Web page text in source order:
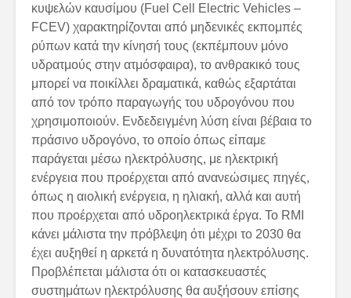
κυψελών καυσίμου (Fuel Cell Electric Vehicles –
FCEV) χαρακτηρίζονται από μηδενικές εκπομπές
ρύπων κατά την κίνησή τους (εκπέμπουν μόνο
υδρατμούς στην ατμόσφαιρα), το ανθρακικό τους
μπορεί να ποικίλλει δραματικά, καθώς εξαρτάται
από τον τρόπο παραγωγής του υδρογόνου που
χρησιμοποιούν. Ενδεδειγμένη λύση είναι βέβαια το
πράσινο υδρογόνο, το οποίο όπως είπαμε
παράγεται μέσω ηλεκτρόλυσης, με ηλεκτρική
ενέργεια που προέρχεται από ανανεώσιμες πηγές,
όπως η αιολική ενέργεια, η ηλιακή, αλλά και αυτή
που προέρχεται από υδροηλεκτρικά έργα. Το RMI
κάνει μάλιστα την πρόβλεψη ότι μέχρι το 2030 θα
έχει αυξηθεί η αρκετά η δυνατότητα ηλεκτρόλυσης.
Προβλέπεται μάλιστα ότι οι κατασκευαστές
συστημάτων ηλεκτρόλυσης θα αυξήσουν επίσης